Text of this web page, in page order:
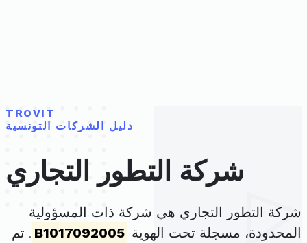
TROVIT
دليل الشركات التونسية
شركة التطور التجاري
شركة التطور التجاري هي شركة ذات المسؤولية
المحدودة، مسجلة تحت الهوية B1017092005 . تم